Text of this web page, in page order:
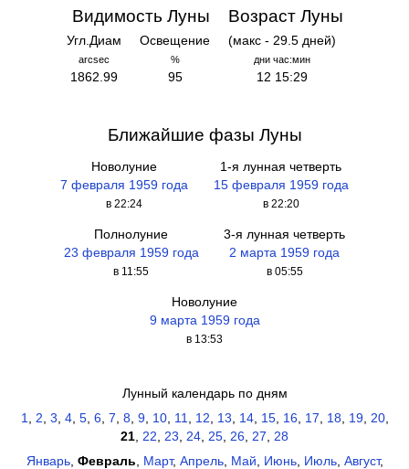
Видимость Луны
Угл.Диам
arcsec
1862.99
Освещение
%
95
Возраст Луны
(макс - 29.5 дней)
дни час:мин
12 15:29
Ближайшие фазы Луны
Новолуние
7 февраля 1959 года
в 22:24
1-я лунная четверть
15 февраля 1959 года
в 22:20
Полнолуние
23 февраля 1959 года
в 11:55
3-я лунная четверть
2 марта 1959 года
в 05:55
Новолуние
9 марта 1959 года
в 13:53
Лунный календарь по дням
1, 2, 3, 4, 5, 6, 7, 8, 9, 10, 11, 12, 13, 14, 15, 16, 17, 18, 19, 20,
21, 22, 23, 24, 25, 26, 27, 28
Январь, Февраль Март, Апрель, Май Июнь, Июль, Август,